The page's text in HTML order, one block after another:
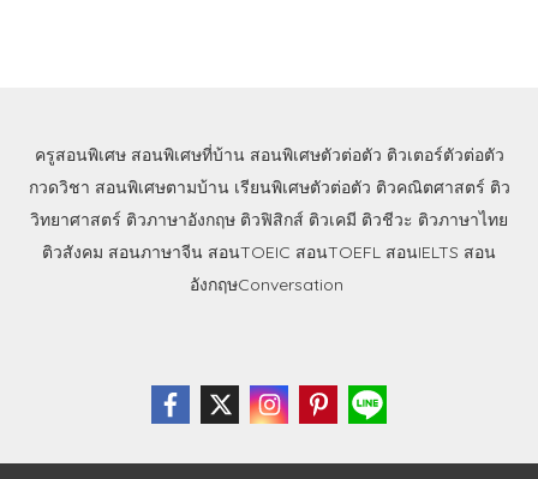
ครูสอนพิเศษ สอนพิเศษที่บ้าน สอนพิเศษตัวต่อตัว ติวเตอร์ตัวต่อตัว
กวดวิชา สอนพิเศษตามบ้าน เรียนพิเศษตัวต่อตัว ติวคณิตศาสตร์ ติว
วิทยาศาสตร์ ติวภาษาอังกฤษ ติวฟิสิกส์ ติวเคมี ติวชีวะ ติวภาษาไทย
ติวสังคม สอนภาษาจีน สอนTOEIC สอนTOEFL สอนIELTS สอน
อังกฤษConversation